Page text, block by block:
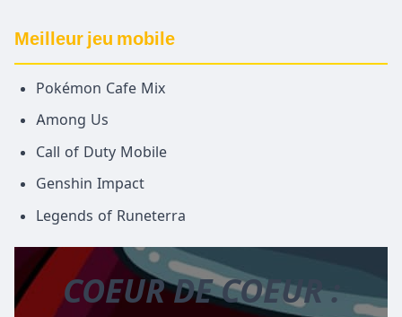
Meilleur jeu mobile
Pokémon Cafe Mix
Among Us
Call of Duty Mobile
Genshin Impact
Legends of Runeterra
COEUR DE COEUR :